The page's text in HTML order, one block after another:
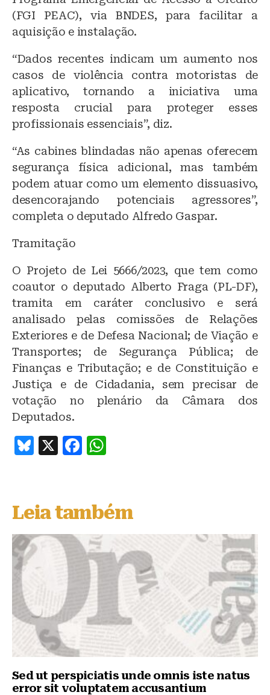
(FGI PEAC), via BNDES, para facilitar a
aquisição e instalação.
“Dados recentes indicam um aumento nos
casos de violência contra motoristas de
aplicativo, tornando a iniciativa uma
resposta crucial para proteger esses
profissionais essenciais”, diz.
“As cabines blindadas não apenas oferecem
segurança física adicional, mas também
podem atuar como um elemento dissuasivo,
desencorajando potenciais agressores”,
completa o deputado Alfredo Gaspar.
Tramitação
O Projeto de Lei 5666/2023, que tem como
coautor o deputado Alberto Fraga (PL-DF),
tramita em caráter conclusivo e será
analisado pelas comissões de Relações
Exteriores e de Defesa Nacional; de Viação e
Transportes; de Segurança Pública; de
Finanças e Tributação; e de Constituição e
Justiça e de Cidadania, sem precisar de
votação no plenário da Câmara dos
Deputados.
B
s
k
y
X
F
e
b
o
o
k
s
A
p
p
Leia também
Sed ut perspiciatis unde omnis iste natus
error sit voluptatem accusantium